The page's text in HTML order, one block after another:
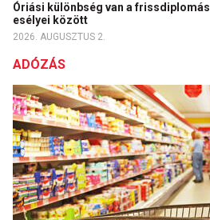
Óriási különbség van a
esélyei között
2026. AUGUSZTUS 2.
ADÓZÁS